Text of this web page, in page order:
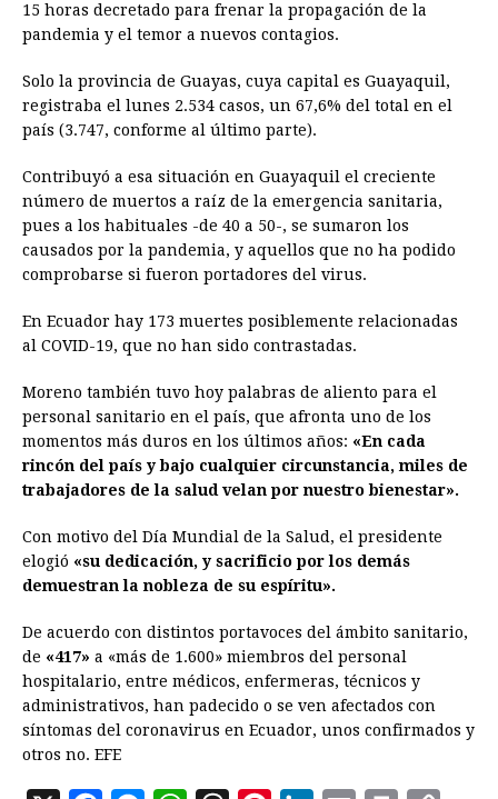
15 horas decretado para frenar la propagación de la
pandemia y el temor a nuevos contagios.
Solo la provincia de Guayas, cuya capital es Guayaquil,
registraba el lunes 2.534 casos, un 67,6% del total en el
país (3.747, conforme al último parte).
Contribuyó a esa situación en Guayaquil el creciente
número de muertos a raíz de la emergencia sanitaria,
pues a los habituales -de 40 a 50-, se sumaron los
causados por la pandemia, y aquellos que no ha podido
comprobarse si fueron portadores del virus.
En Ecuador hay 173 muertes posiblemente relacionadas
al COVID-19, que no han sido contrastadas.
Moreno también tuvo hoy palabras de aliento para el
personal sanitario en el país, que afronta uno de los
momentos más duros en los últimos años: «En cada
rincón del país y bajo cualquier circunstancia, miles de
trabajadores de la salud velan por nuestro bienestar».
Con motivo del Día Mundial de la Salud, el presidente
elogió «su dedicación, y sacrificio por los demás
demuestran la nobleza de su espíritu».
De acuerdo con distintos portavoces del ámbito sanitario,
de «417» a «más de 1.600» miembros del personal
hospitalario, entre médicos, enfermeras, técnicos y
administrativos, han padecido o se ven afectados con
síntomas del coronavirus en Ecuador, unos confirmados y
otros no. EFE